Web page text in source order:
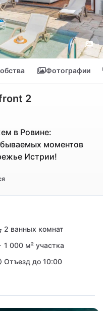
Фотографии
2
в Ровине:
моментов
Истрии!
2 ванных комнат
1 000 м² участка
Отъезд до 10:00